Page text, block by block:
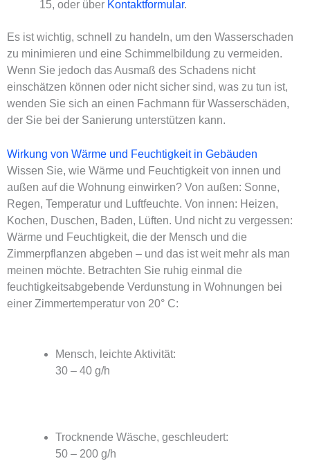
15, oder über Kontaktformular.
Es ist wichtig, schnell zu handeln, um den Wasserschaden
zu minimieren und eine Schimmelbildung zu vermeiden.
Wenn Sie jedoch das Ausmaß des Schadens nicht
einschätzen können oder nicht sicher sind, was zu tun ist,
wenden Sie sich an einen Fachmann für Wasserschäden,
der Sie bei der Sanierung unterstützen kann.
Wirkung von Wärme und Feuchtigkeit in Gebäuden
Wissen Sie, wie Wärme und Feuchtigkeit von innen und
außen auf die Wohnung einwirken? Von außen: Sonne,
Regen, Temperatur und Luftfeuchte. Von innen: Heizen,
Kochen, Duschen, Baden, Lüften. Und nicht zu vergessen:
Wärme und Feuchtigkeit, die der Mensch und die
Zimmerpflanzen abgeben – und das ist weit mehr als man
meinen möchte. Betrachten Sie ruhig einmal die
feuchtigkeitsabgebende Verdunstung in Wohnungen bei
einer Zimmertemperatur von 20° C:
Mensch, leichte Aktivität:
30 – 40 g/h
Trocknende Wäsche, geschleudert:
50 – 200 g/h